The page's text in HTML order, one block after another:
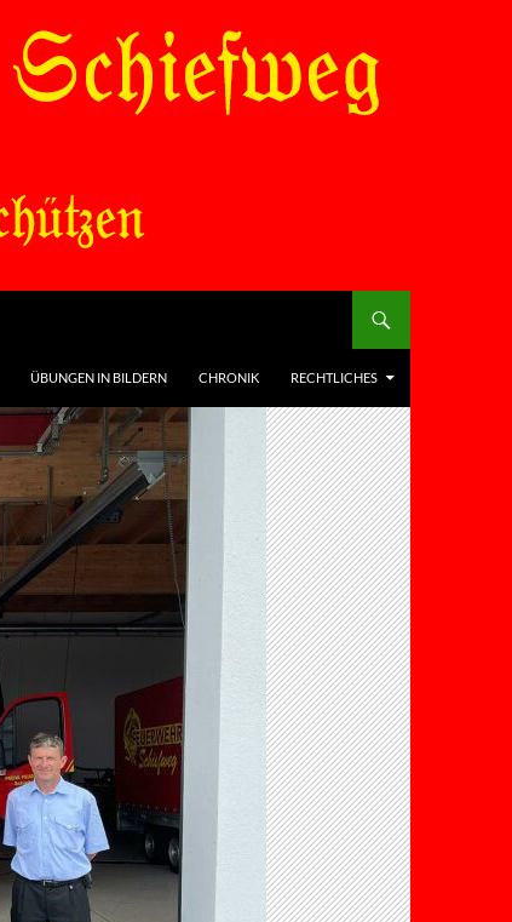
ÜBUNGEN IN BILDERN CHRONIK RECHTLICHES